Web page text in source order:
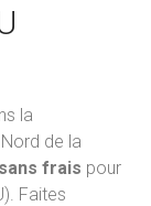
la
Nord de la
sans frais pour
Faites